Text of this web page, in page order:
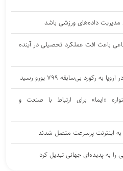
داده‌‌های ورزشی باشد
باعث افت عملکرد تحصیلی در آینده
بی‌سابقه ۷۹۹ یورو رسید
«ایما» برای ارتباط با صنعت و